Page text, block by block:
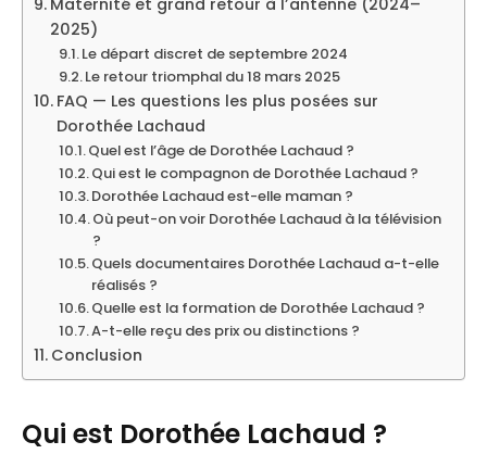
2025)
Le départ discret de septembre 2024
Le retour triomphal du 18 mars 2025
FAQ — Les questions les plus posées sur
Dorothée Lachaud
Quel est l’âge de Dorothée Lachaud ?
Qui est le compagnon de Dorothée Lachaud ?
Dorothée Lachaud est-elle maman ?
Où peut-on voir Dorothée Lachaud à la télévision
?
Quels documentaires Dorothée Lachaud a-t-elle
réalisés ?
Quelle est la formation de Dorothée Lachaud ?
A-t-elle reçu des prix ou distinctions ?
Conclusion
Qui est Dorothée Lachaud ?